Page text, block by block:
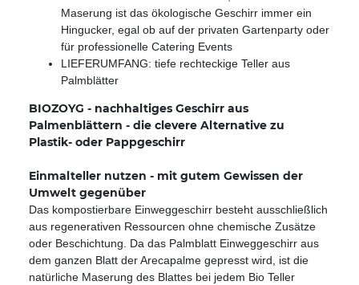
Maserung ist das ökologische Geschirr immer ein
Hingucker, egal ob auf der privaten Gartenparty oder
für professionelle Catering Events
LIEFERUMFANG: tiefe rechteckige Teller aus
Palmblätter
BIOZOYG - nachhaltiges Geschirr aus
Palmenblättern - die clevere Alternative zu
Plastik- oder Pappgeschirr
Einmalteller nutzen - mit gutem Gewissen der
Umwelt gegenüber
Das kompostierbare Einweggeschirr besteht ausschließlich
aus regenerativen Ressourcen ohne chemische Zusätze
oder Beschichtung. Da das Palmblatt Einweggeschirr aus
dem ganzen Blatt der Arecapalme gepresst wird, ist die
natürliche Maserung des Blattes bei jedem Bio Teller